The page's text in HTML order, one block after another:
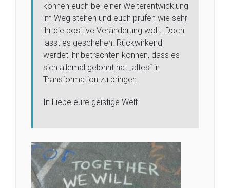
können euch bei einer Weiterentwicklung
im Weg stehen und euch prüfen wie sehr
ihr die positive Veränderung wollt. Doch
lasst es geschehen. Rückwirkend
werdet ihr betrachten können, dass es
sich allemal gelohnt hat „altes“ in
Transformation zu bringen.
In Liebe eure geistige Welt.